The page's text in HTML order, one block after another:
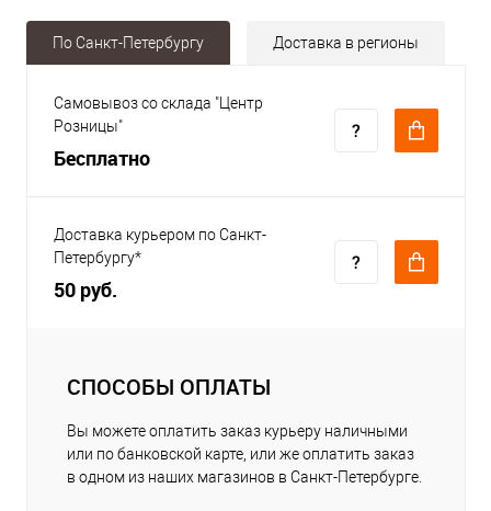
По Санкт-Петербургу Доставка в регионы
Самовывоз со склада "Центр
Розницы"
Бесплатно
Доставка курьером по Санкт-
Петербургу*
50 руб.
СПОСОБЫ ОПЛАТЫ
Вы можете оплатить заказ курьеру наличными
или по банковской карте, или же оплатить заказ
в одном из наших магазинов в Санкт-Петербурге.